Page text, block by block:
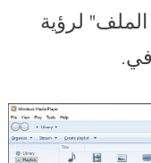
لرؤية